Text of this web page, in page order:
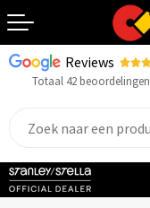
Reviews
Totaal 42 beoordelingen
Terug
Sportkleding